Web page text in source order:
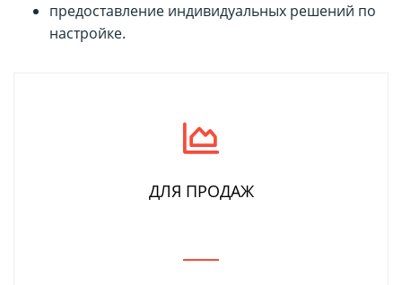
предоставление индивидуальных решений по
настройке.
ДЛЯ ПРОДАЖ